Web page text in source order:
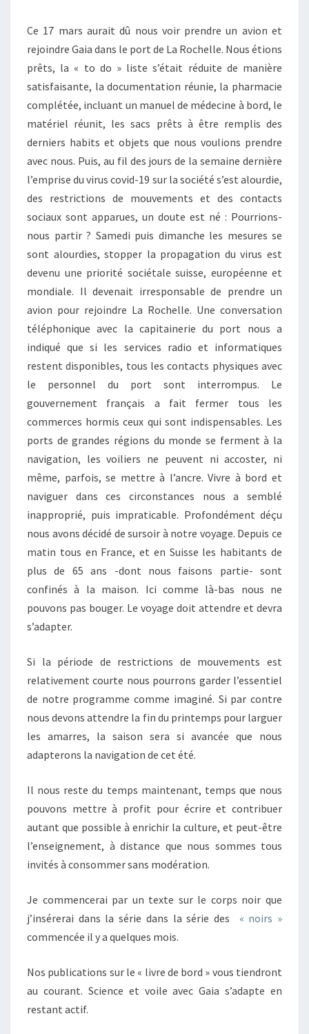
Ce 17 mars aurait dû nous voir prendre un avion et
rejoindre Gaia dans le port de La Rochelle. Nous étions
prêts, la « to do » liste s’était réduite de manière
satisfaisante, la documentation réunie, la pharmacie
complétée, incluant un manuel de médecine à bord, le
matériel réunit, les sacs prêts à être remplis des
derniers habits et objets que nous voulions prendre
avec nous. Puis, au fil des jours de la semaine dernière
l’emprise du virus covid-19 sur la société s’est alourdie,
des restrictions de mouvements et des contacts
sociaux sont apparues, un doute est né : Pourrions-
nous partir ? Samedi puis dimanche les mesures se
sont alourdies, stopper la propagation du virus est
devenu une priorité sociétale suisse, européenne et
mondiale. Il devenait irresponsable de prendre un
avion pour rejoindre La Rochelle. Une conversation
téléphonique avec la capitainerie du port nous a
indiqué que si les services radio et informatiques
restent disponibles, tous les contacts physiques avec
le personnel du port sont interrompus. Le
gouvernement français a fait fermer tous les
commerces hormis ceux qui sont indispensables. Les
ports de grandes régions du monde se ferment à la
navigation, les voiliers ne peuvent ni accoster, ni
même, parfois, se mettre à l’ancre. Vivre à bord et
naviguer dans ces circonstances nous a semblé
inapproprié, puis impraticable. Profondément déçu
nous avons décidé de sursoir à notre voyage. Depuis ce
matin tous en France, et en Suisse les habitants de
plus de 65 ans -dont nous faisons partie- sont
confinés à la maison. Ici comme là-bas nous ne
pouvons pas bouger. Le voyage doit attendre et devra
s’adapter.
Si la période de restrictions de mouvements est
relativement courte nous pourrons garder l’essentiel
de notre programme comme imaginé. Si par contre
nous devons attendre la fin du printemps pour larguer
les amarres, la saison sera si avancée que nous
adapterons la navigation de cet été.
Il nous reste du temps maintenant, temps que nous
pouvons mettre à profit pour écrire et contribuer
autant que possible à enrichir la culture, et peut-être
l’enseignement, à distance que nous sommes tous
invités à consommer sans modération.
Je commencerai par un texte sur le corps noir que
j’insérerai dans la série dans la série des « noirs »
commencée il y a quelques mois.
Nos publications sur le « livre de bord » vous tiendront
au courant. Science et voile avec Gaia s’adapte en
restant actif.